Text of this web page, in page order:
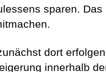
sparen. Das
dort erfolgen
innerhalb